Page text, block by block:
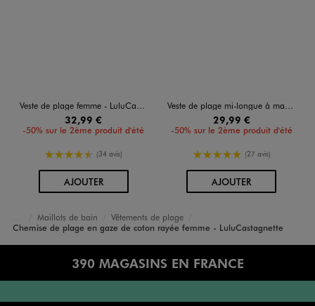
Veste de plage femme - LuluCastagnette
32,99 €
-50% sur le 2ème produit d'été
4.5/5 de moyenne
(34 avis)
AJOUTERAU PANIER
Veste de plage mi-longue à manches courtes femme
29,99 €
-50% sur le 2ème produit d'été
5/5 de moyenne
(27 avis)
AJOUTERAU PANIER
Accueil
Femme
Vêtements
Maillots de bain
Vêtements de plage
Chemise de plage en gaze de coton rayée femme - LuluCastagnette
390 MAGASINS EN FRANCE